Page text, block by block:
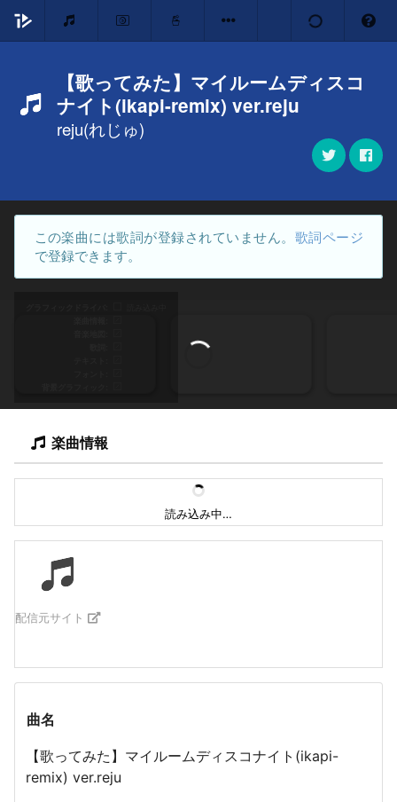
【歌ってみた】マイルームディスコ
ナイト(ikapi-remix) ver.reju
reju(れじゅ)
この楽曲には歌詞が登録されていません。 歌詞ページ
で登録できます。
楽曲情報
読み込み中…
配信元サイト
曲名
【歌ってみた】マイルームディスコナイト(ikapi-
remix) ver.reju